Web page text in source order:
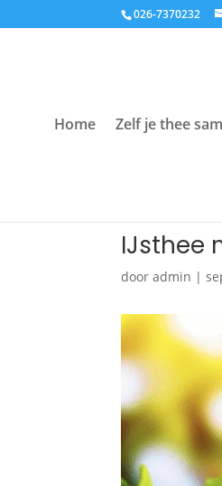
026-7370232
Home Zelf je thee
IJsthee
dooradmin |